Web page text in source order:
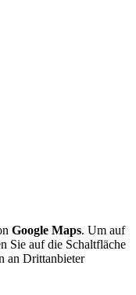
Google Maps. Um auf
Sie auf die Schaltfläche
an Drittanbieter